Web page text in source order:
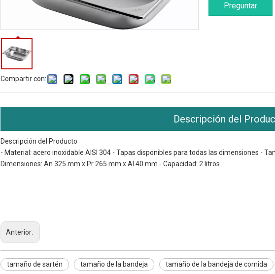
Compartir con:
Preguntar
Descripción del
Descripción del Producto
- Material: acero inoxidable AISI 304 - Tapas disponibles para todas las dimensiones -
Dimensiones: An 325 mm x Pr 265 mm x Al 40 mm - Capacidad: 2 litros
Anterior:
tamaño de sartén tamaño de la bandeja tamaño de la bandeja de comida